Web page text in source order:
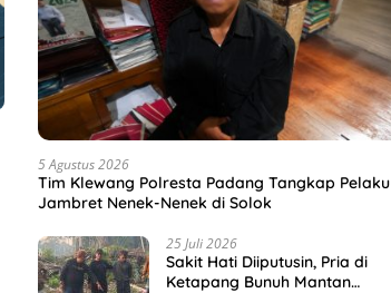
5 Agustus 2026
Tim Klewang Polresta Padang Tangkap Pelaku
Jambret Nenek-Nenek di Solok
25 Juli 2026
Sakit Hati Diiputusin, Pria di
Ketapang Bunuh Mantan